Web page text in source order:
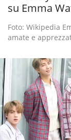
su Emma
Foto: Wikipedia
amate e